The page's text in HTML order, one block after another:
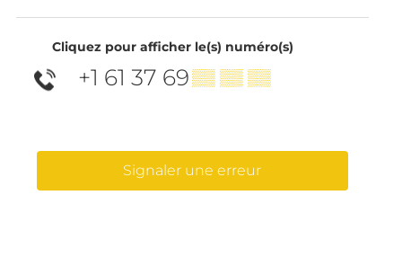
Cliquez pour afficher le(s) numéro(s)
+1 61 37 69▒▒ ▒▒ ▒▒
Signaler une erreur